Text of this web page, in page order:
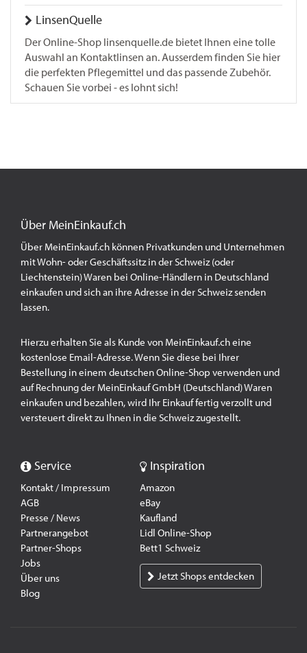
LinsenQuelle
Der Online-Shop linsenquelle.de bietet Ihnen eine tolle
Auswahl an Kontaktlinsen an. Ausserdem finden Sie hier
die perfekten Pflegemittel und das passende Zubehör.
Schauen Sie vorbei - es lohnt sich!
Über MeinEinkauf.ch
Über MeinEinkauf.ch können Privatkunden und Unternehmen
mit Wohn- oder Geschäftssitz in der Schweiz (oder
Liechtenstein) Waren bei Online-Händlern in Deutschland
einkaufen und sich an ihre Adresse in der Schweiz senden
lassen.
Hierzu erhalten Sie als Kunde von MeinEinkauf.ch eine
kostenlose Email-Adresse. Wenn Sie diese bei Ihrer
Bestellung in einem deutschen Online-Shop verwenden und
auf Rechnung der MeinEinkauf GmbH (Deutschland) Waren
einkaufen und bezahlen, wird Ihr Einkauf fertig verzollt und
versteuert direkt zu Ihnen in die Schweiz zugestellt.
Service
Kontakt / Impressum
AGB
Presse / News
Partnerangebot
Partner-Shops
Jobs
Über uns
Blog
Inspiration
Amazon
eBay
Kaufland
Lidl Online-Shop
Bett1 Schweiz
Jetzt Shops entdecken